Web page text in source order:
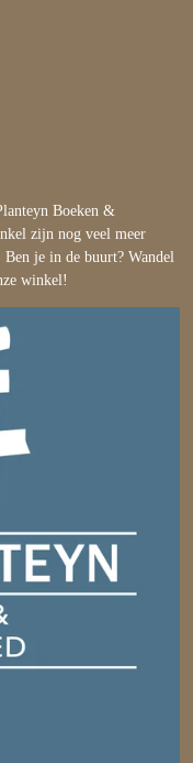
Boeken &
zijn nog veel meer
je in de buurt? Wandel
winkel!